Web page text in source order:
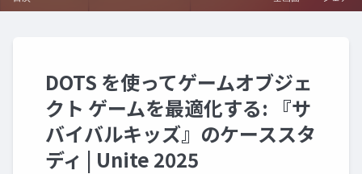
DOTS を使ってゲームオブジェ
クト ゲームを最適化する: 『サ
バイバルキッズ』のケーススタ
ディ | Unite 2025